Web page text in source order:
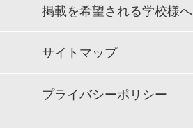
掲載を希望される学校様へ
サイトマップ
プライバシーポリシー